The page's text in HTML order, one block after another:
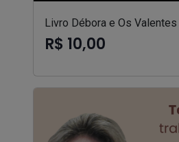
Livro Débora e Os
R$ 10,00